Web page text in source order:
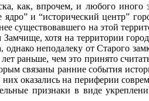
как, впрочем, и любого иного
и “исторический центр”
существовавшего на этой
хотя на территории
неподалеку от Старого
раньше, чем это принято
связаны ранние события
оказались на периферии
признаки в виде